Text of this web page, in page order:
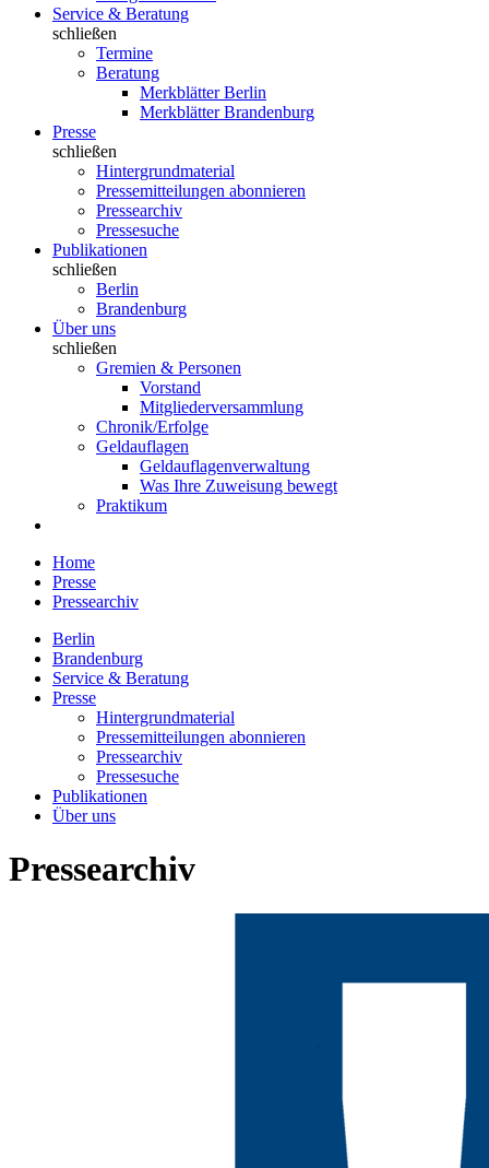
Service & Beratung
schließen
Termine
Beratung
Merkblätter Berlin
Merkblätter Brandenburg
Presse
schließen
Hintergrundmaterial
Pressemitteilungen abonnieren
Pressearchiv
Pressesuche
Publikationen
schließen
Berlin
Brandenburg
Über uns
schließen
Gremien & Personen
Vorstand
Mitgliederversammlung
Chronik/Erfolge
Geldauflagen
Geldauflagenverwaltung
Was Ihre Zuweisung bewegt
Praktikum
Home
Presse
Pressearchiv
Berlin
Brandenburg
Service & Beratung
Presse
Hintergrundmaterial
Pressemitteilungen abonnieren
Pressearchiv
Pressesuche
Publikationen
Über uns
Pressearchiv